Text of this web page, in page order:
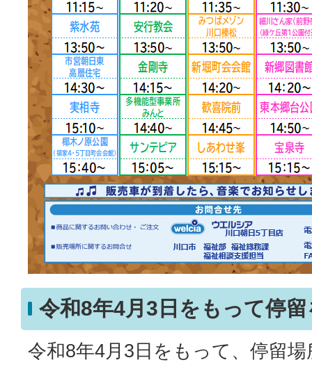
令和8年4月3日をもって停
令和8年4月3日をもって、停留